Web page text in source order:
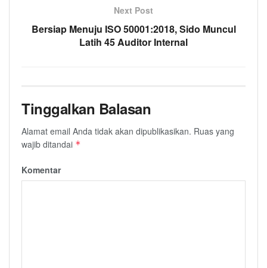
Next Post
Bersiap Menuju ISO 50001:2018, Sido Muncul
Latih 45 Auditor Internal
Tinggalkan Balasan
Alamat email Anda tidak akan dipublikasikan. Ruas yang
wajib ditandai *
Komentar